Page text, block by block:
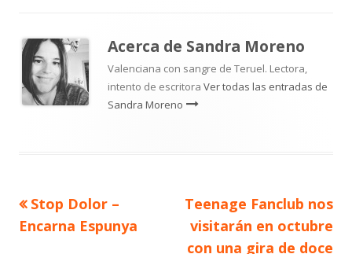
Acerca de Sandra Moreno
Valenciana con sangre de Teruel. Lectora,
intento de escritora Ver todas las entradas de
Sandra Moreno
Navegación
Artículo
anterior
Stop Dolor –
Encarna Espunya
Artículo
siguiente
Teenage Fanclub nos
visitarán en octubre
con una gira de doce